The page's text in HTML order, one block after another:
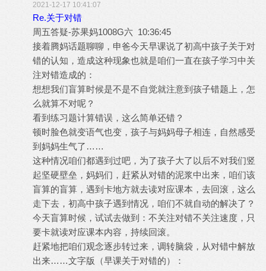
2021-12-17 10:41:07
Re.关于对错
周五答疑-苏果妈1008G六 10:36:45
接着腾妈话题聊聊，申爸今天早课说了初高中孩子关于对
错的认知，造成这种现象也就是咱们一直在孩子学习中关
注对错造成的：
想想我们盲算时候是不是不自觉就注意到孩子错题上，怎
么就算不对呢？
看到练习题计算错误，这么简单还错？
顿时脸色就变语气也变，孩子与妈妈母子相连，自然感受
到妈妈生气了……
这种情况咱们都遇到过吧，为了孩子大了以后不对我们竖
起坚硬壁垒，妈妈们，赶紧从对错的泥浆中出来，咱们该
盲算的盲算，遇到卡地方就去读对应课本，去回滚，这么
走下去，初高中孩子遇到情况，咱们不就自动的解决了？
今天盲算时候，试试去做到：不关注对错不关注速度，只
要卡就读对应课本内容，持续回滚。
赶紧地把咱们观念逐步转过来，调转脑袋，从对错中解放
出来……文字版（早课关于对错的）：